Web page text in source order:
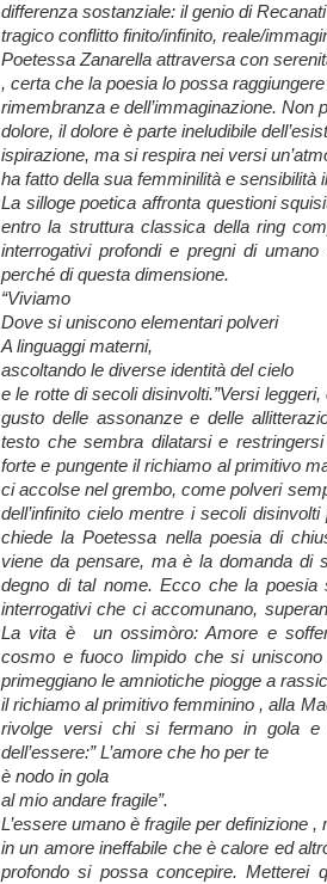
differenza sostanziale: il genio di
tragico conflitto finito/infinito, reale/
Poetessa Zanarella attraversa con
, certa che la poesia lo possa
rimembranza e dell’immaginazione. Non
dolore, il dolore è parte ineludibile
ispirazione, ma si respira nei versi
ha fatto della sua femminilità e sensibilità
La silloge poetica affronta questioni
entro la struttura classica della ring
interrogativi profondi e pregni di
perché di questa dimensione.
“Viviamo
Dove si uniscono elementari polveri
A linguaggi materni,
ascoltando le diverse identità del cielo
e le rotte di secoli disinvolti.”Versi
gusto delle assonanze e delle
testo che sembra dilatarsi e
forte e pungente il richiamo al primitivo
ci accolse nel grembo, come polveri
dell’infinito cielo mentre i secoli
chiede la Poetessa nella poesia di
viene da pensare, ma è la domanda di
degno di tal nome. Ecco che la poesia
interrogativi che ci accomunano,
La vita è un ossimòro: Amore e
cosmo e fuoco limpido che si
primeggiano le amniotiche piogge a
il richiamo al primitivo femminino , alla
rivolge versi chi si fermano in gola e
dell’essere:” L’amore che ho per te
è nodo in gola
al mio andare fragile”.
L’essere umano è fragile per definizione
in un amore ineffabile che è calore ed
profondo si possa concepire. Metterei